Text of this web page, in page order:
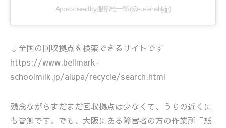
A post shared by 服部雄一郎 (@sustainably.jp)
↓全国の回収拠点を検索できるサイトです
https://www.bellmark-
schoolmilk.jp/alupa/recycle/search.html
残念ながらまだまだ回収拠点は少なくて、うちの近くに
も皆無です。でも、大阪にある障害者の方の作業所「紙